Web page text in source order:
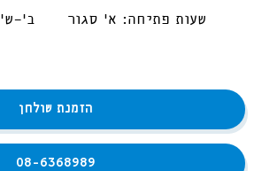
שעות פתיחה: א' סגור ב'-ש' 12:00-23:00
הזמנת שולחן
08-6368989